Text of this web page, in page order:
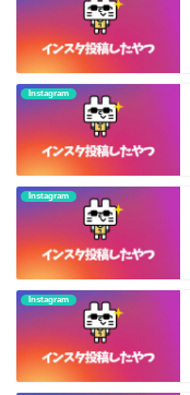
Instagram
Instagram
Instagram